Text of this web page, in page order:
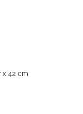
x 42 cm